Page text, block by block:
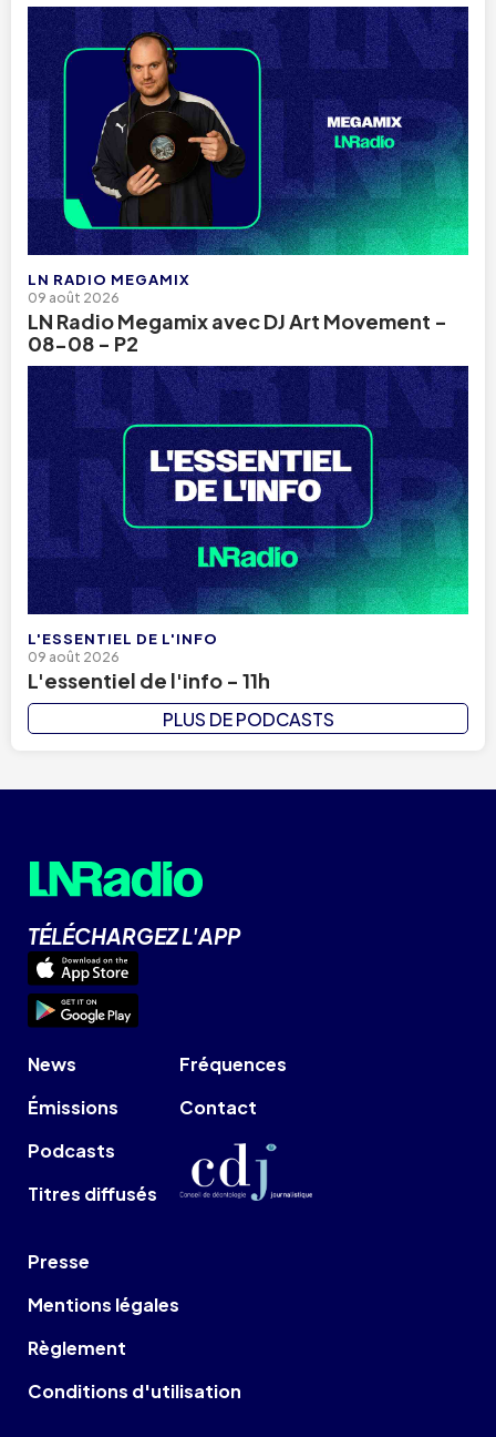
LN RADIO MEGAMIX
09 août 2026
LN Radio Megamix avec DJ Art Movement -
08-08 - P2
L'ESSENTIEL DE L'INFO
09 août 2026
L'essentiel de l'info - 11h
PLUS DE PODCASTS
TÉLÉCHARGEZ L'APP
News
Émissions
Podcasts
Titres diffusés
Fréquences
Contact
Presse
Mentions légales
Règlement
Conditions d'utilisation